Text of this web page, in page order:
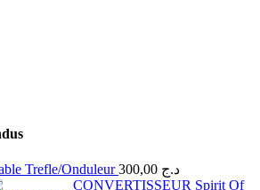
Trefle/Onduleur د.ج
CONVERTISSEUR Spirit Of